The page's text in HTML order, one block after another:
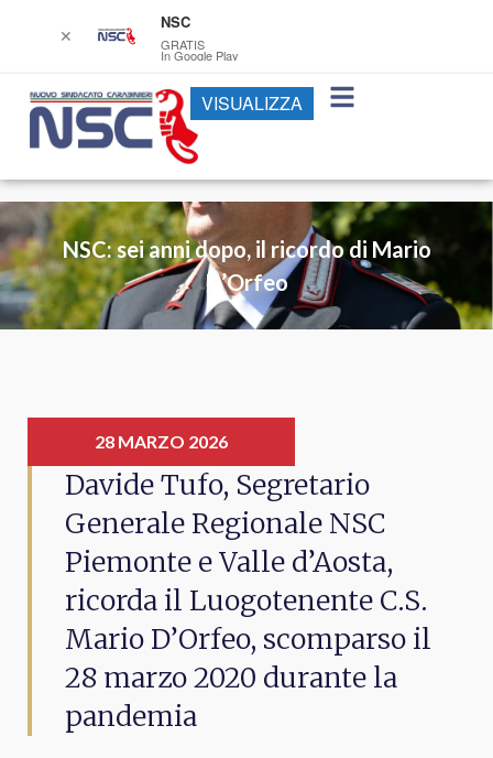
NSC: sei anni dopo, il ricordo di Mario
D’Orfeo
28 MARZO 2026
Davide Tufo, Segretario
Generale Regionale NSC
Piemonte e Valle d’Aosta,
ricorda il Luogotenente C.S.
Mario D’Orfeo, scomparso il
28 marzo 2020 durante la
pandemia
✕
NSC
GRATIS
In Google Play
VISUALIZZA